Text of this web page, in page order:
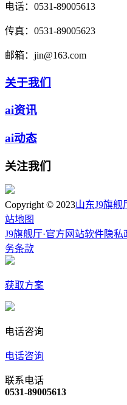
电话： 0531-89005613
传真： 0531-89005623
邮箱： jin@163.com
关于我们
ai资讯
ai动态
关注我们
Copyright © 2023山东J9旗舰
站地图
J9旗舰厅·官方网站软件隐私
务条款
获取方案
电话咨询
电话咨询
联系电话
0531-89005613